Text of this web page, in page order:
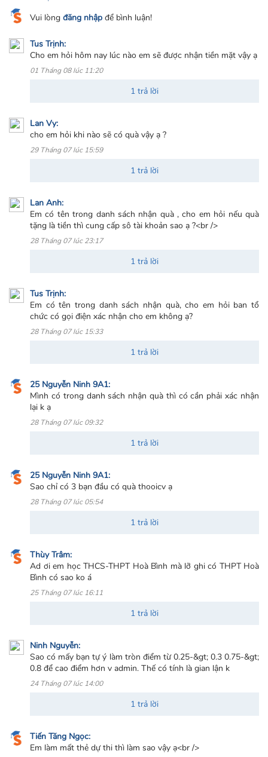
Vui lòng đăng nhập để bình luận!
Tus Trịnh:
Cho em hỏi hôm nay lúc nào em sẽ được nhận tiền mặt vậy ạ
01 Tháng 08 lúc 11:20
1 trả lời
Lan Vy:
cho em hỏi khi nào sẽ có quà vậy ạ ?
29 Tháng 07 lúc 15:59
1 trả lời
Lan Anh:
Em có tên trong danh sách nhận quà , cho em hỏi nếu quà
tặng là tiền thì cung cấp sô tài khoản sao ạ ?<br />
28 Tháng 07 lúc 23:17
1 trả lời
Tus Trịnh:
Em có tên trong danh sách nhận quà, cho em hỏi ban tổ
chức có gọi điện xác nhận cho em không ạ?
28 Tháng 07 lúc 15:33
1 trả lời
25 Nguyễn Ninh 9A1:
Mình có trong danh sách nhận quà thì có cần phải xác nhận
lại k ạ
28 Tháng 07 lúc 09:32
1 trả lời
25 Nguyễn Ninh 9A1:
Sao chỉ có 3 bạn đầu có quà thooicv ạ
28 Tháng 07 lúc 05:54
1 trả lời
Thùy Trâm:
Ad ơi em học THCS-THPT Hoà Bình mà lỡ ghi có THPT Hoà
Bình có sao ko á
25 Tháng 07 lúc 16:11
1 trả lời
Ninh Nguyễn:
Sao có mấy bạn tự ý làm tròn điểm từ 0.25-&gt; 0.3 0.75-&gt;
0.8 để cao điểm hơn v admin. Thế có tính là gian lận k
24 Tháng 07 lúc 14:00
1 trả lời
Tiến Tăng Ngọc:
Em làm mất thẻ dự thi thì làm sao vậy ạ<br />